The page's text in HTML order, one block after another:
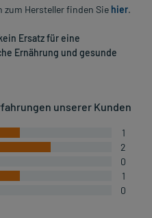
zum Hersteller finden Sie hier.
Ersatz für eine
Ernährung und gesunde
unserer Kunden
1
2
0
1
0